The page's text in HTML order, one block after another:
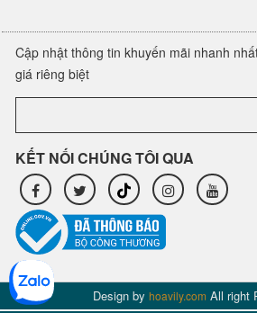
Cập nhật thông tin khuyến mãi nhanh
giá riêng biệt
KẾT NỐI CHÚNG TÔI QUA
Design by hoavily.com All right